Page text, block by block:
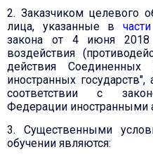
2. Заказчиком целевого
лица, указанные в
закона от 4 июня
воздействия
действия
иностранных
соответствии с
Федерации иностранными
3. Существенными
обучении являются: